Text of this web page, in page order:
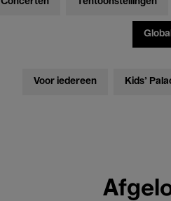
Concerten Tentoonstellingen
Voor iedereen Kids’